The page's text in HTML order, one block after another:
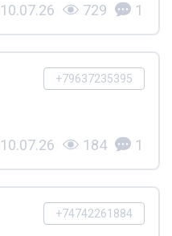
10.07.26 729 1
+79637235395
10.07.26 184 1
+74742261884